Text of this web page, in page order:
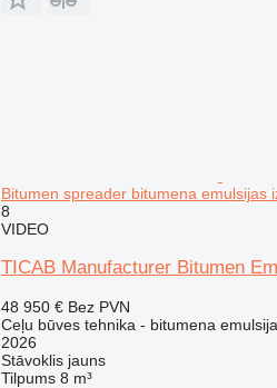
Bitumen spreader bitumena emulsijas
8
VIDEO
TICAB Manufacturer Bitumen
48 950 € Bez PVN
Ceļu būves tehnika - bitumena
2026
Stāvoklisjauns
Tilpums 8 m³